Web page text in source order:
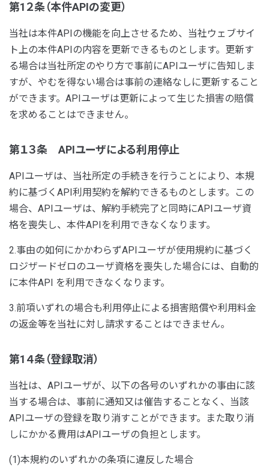
第1２条（本件APIの変更）
当社は本件APIの機能を向上させるため、当社ウェブサイ
ト上の本件APIの内容を更新できるものとします。更新す
る場合は当社所定のやり方で事前にAPIユーザに告知しま
すが、やむを得ない場合は事前の連絡なしに更新すること
ができます。APIユーザは更新によって生じた損害の賠償
を求めることはできません。
第１３条 APIユーザによる利用停止
APIユーザは、当社所定の手続きを行うことにより、本規
約に基づくAPI利用契約を解約できるものとします。この
場合、APIユーザは、解約手続完了と同時にAPIユーザ資
格を喪失し、本件APIを利用できなくなります。
2.事由の如何にかかわらずAPIユーザが使用規約に基づく
ロジザードゼロのユーザ資格を喪失した場合には、自動的
に本件API を利用できなくなります。
3.前項いずれの場合も利用停止による損害賠償や利用料金
の返金等を当社に対し請求することはできません。
第1４条（登録取消）
当社は、APIユーザが、以下の各号のいずれかの事由に該
当する場合は、事前に通知又は催告することなく、当該
APIユーザの登録を取り消すことができます。また取り消
しにかかる費用はAPIユーザの負担とします。
(1)本規約のいずれかの条項に違反した場合